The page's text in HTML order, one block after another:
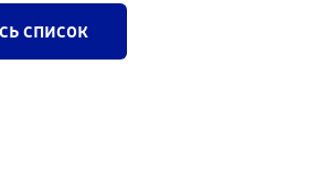
список